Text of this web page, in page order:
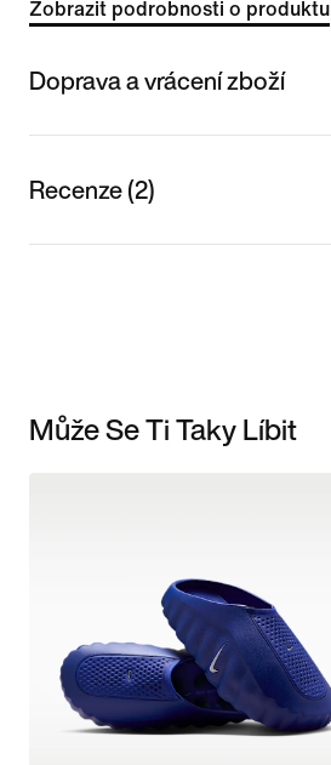
Zobrazit podrobnosti o produktu
Doprava a vrácení zboží
Recenze (2)
Může Se Ti Taky Líbit